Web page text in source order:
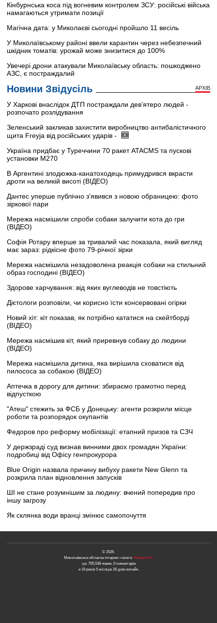
Кінбурнська коса під вогневим контролем ЗСУ: російські війська
намагаються утримати позиції
Магічна дата: у Миколаєві сьогодні пройшло 11 весіль
У Миколаївському районі ввели карантин через небезпечний
шкідник томатів: урожай може знизитися до 100%
Увечері дрони атакували Миколаївську область: пошкоджено
АЗС, є постраждалий
Новини Звідусіль АРХІВ
У Харкові внаслідок ДТП постраждали дев’ятеро людей -
розпочато розлідування
Зеленський закликав захистити виробництво антибалістичного
щита Freyja від російських ударів -
Україна придбає у Туреччини 70 ракет ATACMS та пускові
установки M270
В Аргентині злодюжка-канатоходець примудрився вкрасти
дроти на великій висоті (ВІДЕО)
Дантес уперше публічно з’явився з новою обраницею: фото
зіркової пари
Мережа насмішили спроби собаки залучити кота до гри
(ВІДЕО)
Софія Ротару вперше за тривалий час показала, який вигляд
має зараз: рідкісне фото 79-річної зірки
Мережа насмішила незадоволена реакція собаки на стильний
образ господині (ВІДЕО)
Здорове харчування: від яких вуглеводів не товстіють
Дієтологи розповіли, чи корисно їсти консервовані огірки
Новий хіт: кіт показав, як потрібно кататися на скейтборді
(ВІДЕО)
Мережа насмішив кіт, який приревнув собаку до людини
(ВІДЕО)
Мережа насмішила дитина, яка вирішила сховатися від
пилососа за собакою (ВІДЕО)
Аптечка в дорогу для дитини: збираємо грамотно перед
відпусткою
"Атеш" стежить за ФСБ у Донецьку: агенти розкрили місце
роботи та розпорядок окупантів
Федоров про реформу мобілізації: етапний призов та СЗЧ
У держзраді суд визнав винними двох громадян України:
подробиці від Офісу генпрокурора
Blue Origin назвала причину вибуху ракети New Glenn та
розкрила план відновлення запусків
ШІ не стане розумнішим за людину: вчений попередив про
іншу загрозу
Як склянка води вранці змінює самопочуття
© 2026.
Миколаївська обласна інтернет-газета «Новини N»
це: 705,538 новин, 0 коментарів
и 19 років 5 місяців 26 днів онлайн.